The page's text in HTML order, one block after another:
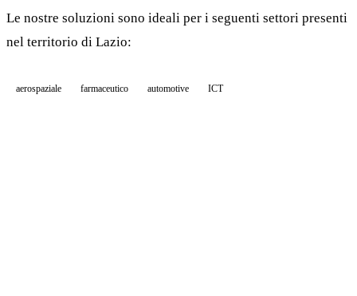
Le nostre soluzioni sono ideali per i seguenti settori presenti
nel territorio di Lazio:
aerospaziale farmaceutico automotive ICT